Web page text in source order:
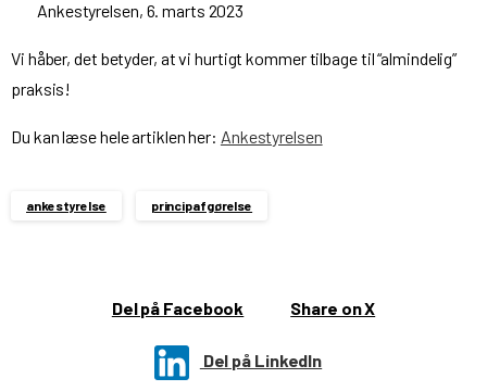
Ankestyrelsen, 6. marts 2023
Vi håber, det betyder, at vi hurtigt kommer tilbage til “almindelig”
praksis!
Du kan læse hele artiklen her: Ankestyrelsen
ankestyrelse principafgørelse
Del på Facebook Share on X
Del på LinkedIn